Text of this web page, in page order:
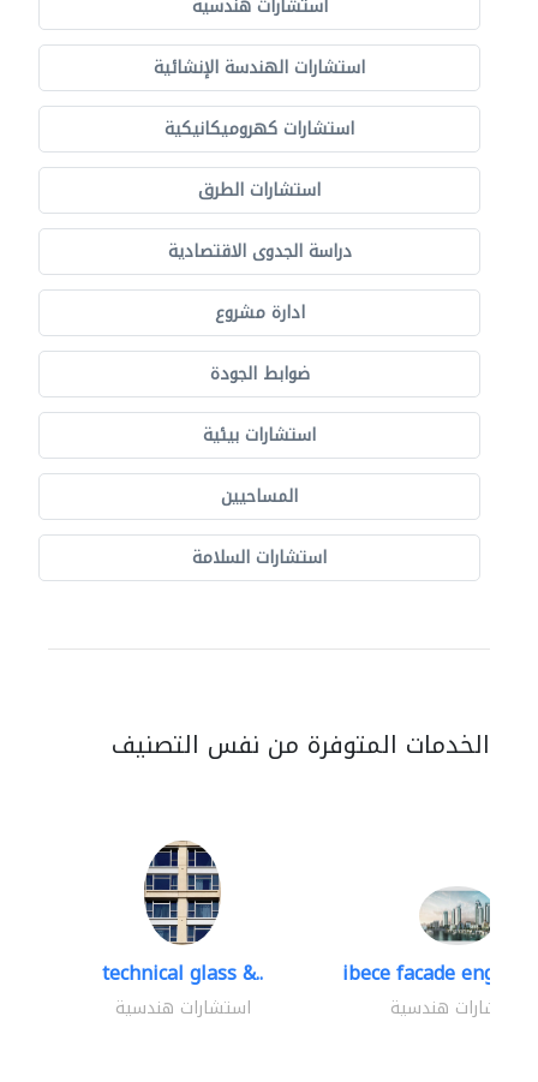
استشارات هندسية
استشارات الهندسة الإنشائية
استشارات كهروميكانيكية
استشارات الطرق
دراسة الجدوى الاقتصادية
ادارة مشروع
ضوابط الجودة
استشارات بيئية
المساحيين
استشارات السلامة
الخدمات المتوفرة من نفس التصنيف
technical glass &..
استشارات هندسية
ibece facade
استشارات هندسية